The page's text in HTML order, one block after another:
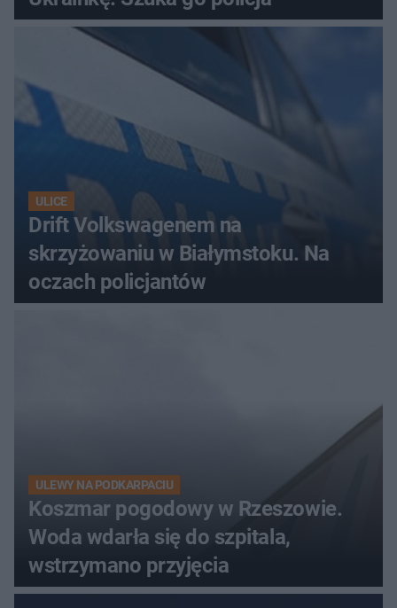
ULICE
Drift Volkswagenem na
skrzyżowaniu w Białymstoku. Na
oczach policjantów
ULEWY NA PODKARPACIU
Koszmar pogodowy w Rzeszowie.
Woda wdarła się do szpitala,
wstrzymano przyjęcia